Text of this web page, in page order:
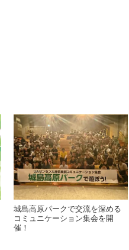
城島高原パークで交流を深める
コミュニケーション集会を開
催！